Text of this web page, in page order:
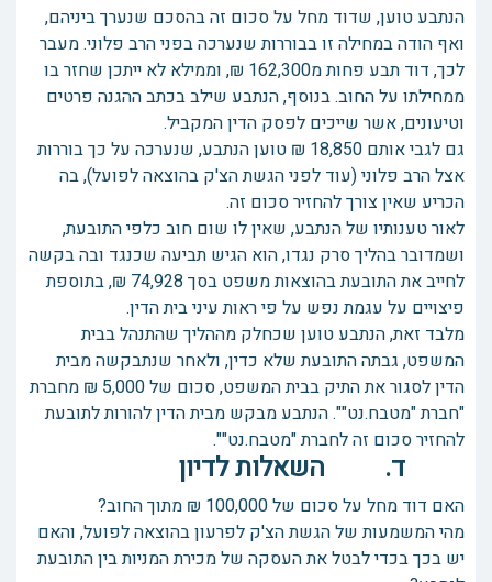
הנתבע טוען, שדוד מחל על סכום זה בהסכם שנערך ביניהם,
ואף הודה במחילה זו בבוררות שנערכה בפני הרב פלוני. מעבר
לכך, דוד תבע פחות מ162,300 ₪, וממילא לא ייתכן שחזר בו
ממחילתו על החוב. בנוסף, הנתבע שילב בכתב ההגנה פרטים
וטיעונים, אשר שייכים לפסק הדין המקביל.
גם לגבי אותם 18,850 ₪ טוען הנתבע, שנערכה על כך בוררות
אצל הרב פלוני (עוד לפני הגשת הצ'ק בהוצאה לפועל), בה
הכריע שאין צורך להחזיר סכום זה.
לאור טענותיו של הנתבע, שאין לו שום חוב כלפי התובעת,
ושמדובר בהליך סרק נגדו, הוא הגיש תביעה שכנגד ובה בקשה
לחייב את התובעת בהוצאות משפט בסך 74,928 ₪, בתוספת
פיצויים על עגמת נפש על פי ראות עיני בית הדין.
מלבד זאת, הנתבע טוען שכחלק מההליך שהתנהל בבית
המשפט, גבתה התובעת שלא כדין, ולאחר שנתבקשה מבית
הדין לסגור את התיק בבית המשפט, סכום של 5,000 ₪ מחברת
"חברת "מטבח.נט"". הנתבע מבקש מבית הדין להורות לתובעת
להחזיר סכום זה לחברת "מטבח.נט"".
ד. השאלות לדיון
האם דוד מחל על סכום של 100,000 ₪ מתוך החוב?
מהי המשמעות של הגשת הצ'ק לפרעון בהוצאה לפועל, והאם
יש בכך בכדי לבטל את העסקה של מכירת המניות בין התובעת